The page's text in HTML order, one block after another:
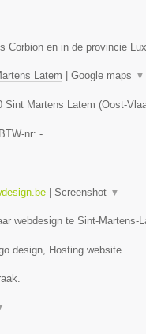
Corbion en in de provincie
Latem Google maps ▼
Sint Martens Latem (Oost-
nr: -
| Screenshot ▼
webdesign te Sint-Martens-
design, Hosting website